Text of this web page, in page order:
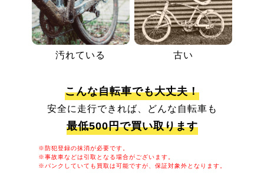
汚れている 古い
こんな自転車でも大丈夫！
安全に走行できれば、どんな自転車も
最低500円で買い取ります
※防犯登録の抹消が必要です。
※事故車などは引取となる場合がございます。
※パンクしていても買取は可能ですが、保証対象外となります。